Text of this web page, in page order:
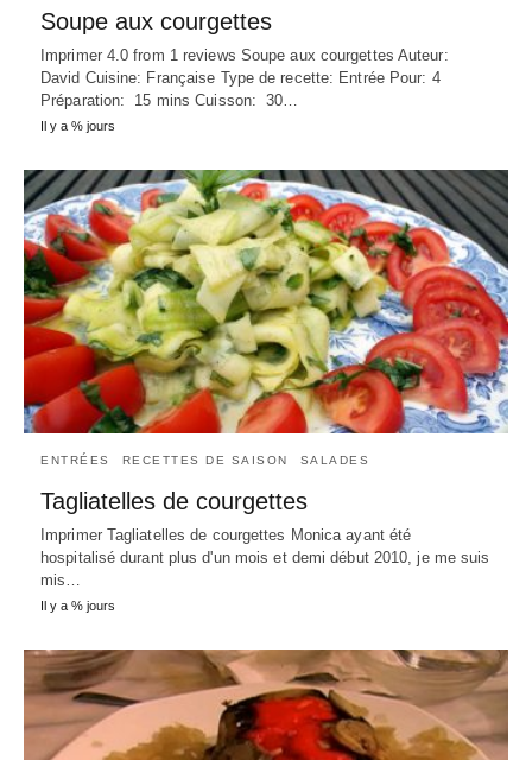
Soupe aux courgettes
Imprimer 4.0 from 1 reviews Soupe aux courgettes Auteur:
David Cuisine: Française Type de recette: Entrée Pour: 4
Préparation: 15 mins Cuisson: 30…
Il y a % jours
ENTRÉES RECETTES DE SAISON SALADES
Tagliatelles de courgettes
Imprimer Tagliatelles de courgettes Monica ayant été
hospitalisé durant plus d'un mois et demi début 2010, je me suis
mis…
Il y a % jours